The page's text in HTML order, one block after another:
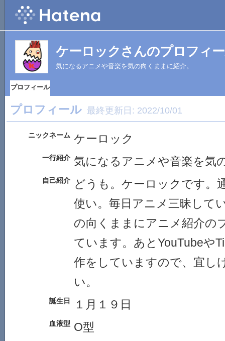
ケーロックさんのプロフィ
気になるアニメや音楽を気の向くままに紹介。
プロフィール
プロフィール 最終更新日: 2022/10/01
ニックネーム ケーロック
一行紹介 気になるアニメや音楽を気
自己紹介
どうも。ケーロックです。
使い。毎日アニメ三昧して
の向くままにアニメ紹介の
ています。あとYouTubeや
作をしていますので、宜し
い。
誕生日 １月１９日
血液型 O型